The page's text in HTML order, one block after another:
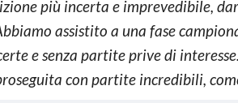
più incerta e imprevedibile,
assistito a una fase
e senza partite prive di
con partite incredibili,